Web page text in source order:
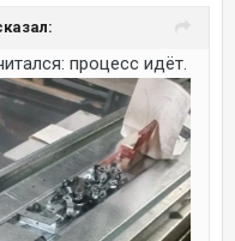
процесс идёт.